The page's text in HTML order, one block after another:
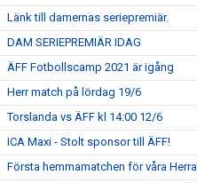
Länk till damernas seriepremiär.
DAM SERIEPREMIÄR IDAG
ÄFF Fotbollscamp 2021 är igång
Herr match på lördag 19/6
Torslanda vs ÄFF kl 14:00 12/6
ICA Maxi - Stolt sponsor till ÄFF!
Första hemmamatchen för våra